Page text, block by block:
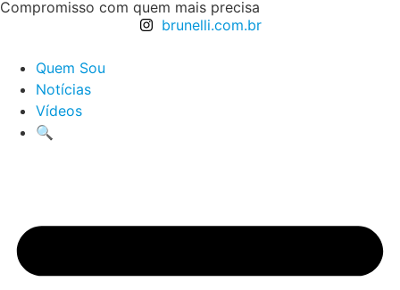
Compromisso com quem mais precisa
brunelli.com.br
Quem Sou
Notícias
Vídeos
🔍